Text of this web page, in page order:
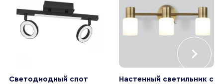
Светодиодный спот
Настенный светильник с